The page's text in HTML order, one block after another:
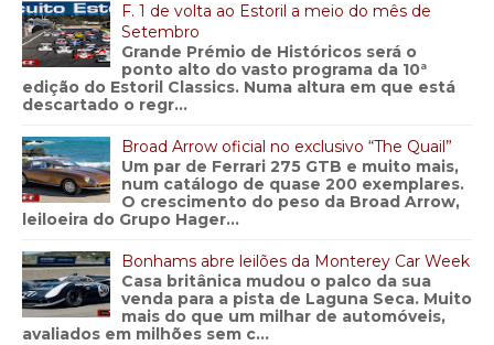
F. 1 de volta ao Estoril a meio do mês de
Setembro
Grande Prémio de Históricos será o
ponto alto do vasto programa da 10ª
edição do Estoril Classics. Numa altura em que está
descartado o regr...
Broad Arrow oficial no exclusivo “The Quail”
Um par de Ferrari 275 GTB e muito mais,
num catálogo de quase 200 exemplares.
O crescimento do peso da Broad Arrow,
leiloeira do Grupo Hager...
Bonhams abre leilões da Monterey Car Week
Casa britânica mudou o palco da sua
venda para a pista de Laguna Seca. Muito
mais do que um milhar de automóveis,
avaliados em milhões sem c...